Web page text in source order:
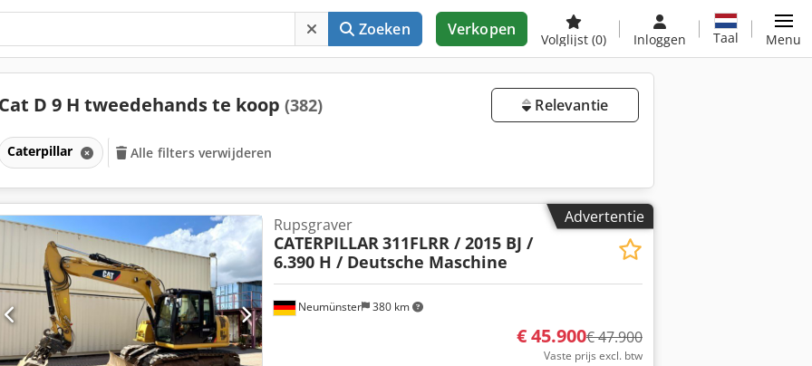
Zoeken Verkopen
Volglijst (0) Inloggen Taal Menu
Cat D 9 H tweedehands te koop (382) Relevantie
Caterpillar Alle filters verwijderen
Advertentie
Neumünster 380 km
Rupsgraver
CATERPILLAR 311FLRR / 2015 BJ /
6.390 H / Deutsche Maschine
€ 45.900€ 47.900
Vaste prijs excl. btw